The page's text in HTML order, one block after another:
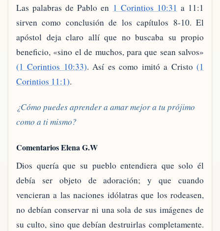
Las palabras de Pablo en 1 Corintios 10:31 a 11:1
sirven como conclusión de los capítulos 8-10. El
apóstol deja claro allí que no buscaba su propio
beneficio, «sino el de muchos, para que sean salvos»
(1 Corintios 10:33). Así es como imitó a Cristo(1
Corintios 11:1).
¿Cómo puedes aprender a amar mejor a tu prójimo
como a ti mismo?
Comentarios Elena G.W
Dios quería que su pueblo entendiera que solo él
debía ser objeto de adoración; y que cuando
vencieran a las naciones idólatras que los rodeasen,
no debían conservar ni una sola de sus imágenes de
su culto, sino que debían destruirlas completamente.